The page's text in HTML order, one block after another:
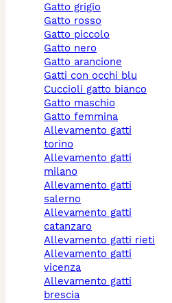
gatto grigio
gatto rosso
gatto piccolo
gatto nero
gatto arancione
gatti con occhi blu
cuccioli gatto bianco
gatto maschio
gatto femmina
allevamento gatti
torino
allevamento gatti
milano
allevamento gatti
salerno
allevamento gatti
catanzaro
allevamento gatti rieti
allevamento gatti
vicenza
allevamento gatti
brescia